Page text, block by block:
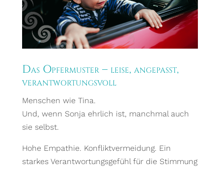
Das Opfermuster – leise, angepasst,
verantwortungsvoll
Menschen wie Tina.
Und, wenn Sonja ehrlich ist, manchmal auch
sie selbst.
Hohe Empathie. Konfliktvermeidung. Ein
starkes Verantwortungsgefühl für die Stimmung